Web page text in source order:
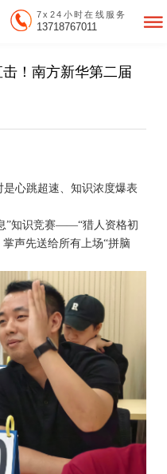
7x24小时在线服务
13718767011
！南方新华第二届
是心跳超速、知识浓度爆表
”知识竞赛——“猎人资格初
掌声先送给所有上场“拼脑